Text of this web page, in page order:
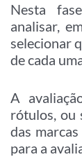
Nesta
analisar,
selecionar
de cada
A
rótulos, ou
das
para a